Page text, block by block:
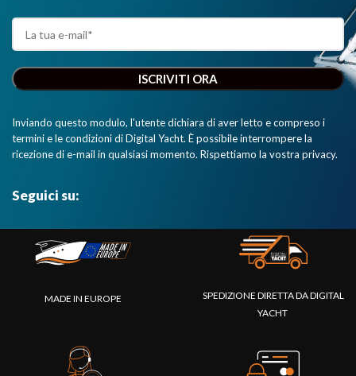
Inviando questo modulo, l'utente dichiara di aver letto e compreso i
termini e le condizioni di Digital Yacht. È possibile interrompere la
ricezione di e-mail in qualsiasi momento. Rispettiamo la vostra privacy.
Seguici su:
MADE IN EUROPE
SPEDIZIONE DIRETTA DA DIGITAL
YACHT